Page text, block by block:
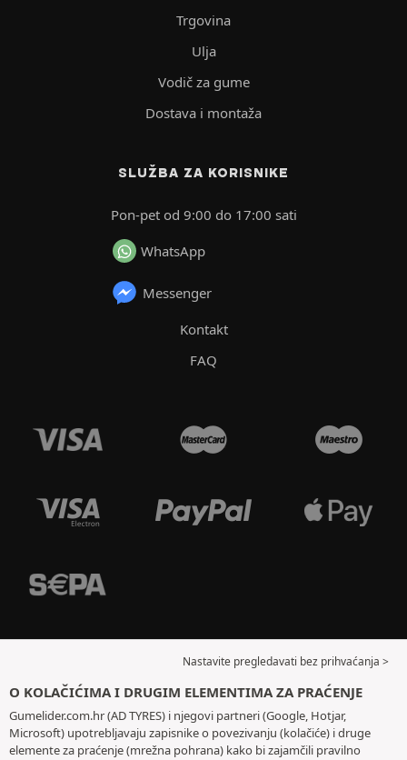
Trgovina
Ulja
Vodič za gume
Dostava i montaža
SLUŽBA ZA KORISNIKE
Pon-pet od 9:00 do 17:00 sati
WhatsApp
Messenger
Kontakt
FAQ
Nastavite pregledavati bez prihvaćanja >
O KOLAČIĆIMA I DRUGIM ELEMENTIMA ZA PRAĆENJE
Gumelider.com.hr (AD TYRES) i njegovi partneri (Google, Hotjar,
Microsoft) upotrebljavaju zapisnike o povezivanju (kolačiće) i druge
elemente za praćenje (mrežna pohrana) kako bi zajamčili pravilno